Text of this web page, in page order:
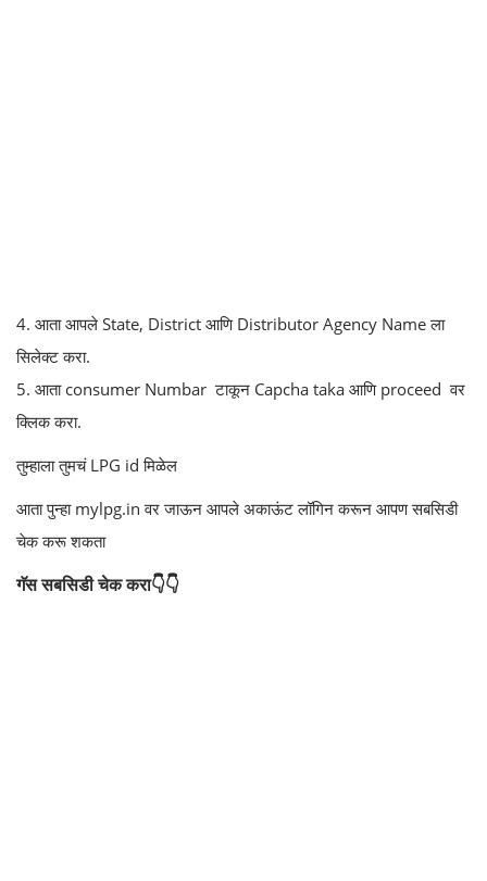
4. आता आपले State, District आणि Distributor Agency Name ला
सिलेक्ट करा.
5. आता consumer Numbar टाकून Capcha taka आणि proceed वर
क्लिक करा.
तुम्हाला तुमचं LPG id मिळेल
आता पुन्हा mylpg.in वर जाऊन आपले अकाऊंट लॉगिन करून आपण सबसिडी
चेक करू शकता
गॅस सबसिडी चेक करा👇👇